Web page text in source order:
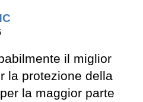
il miglior
la protezione della
la maggior parte